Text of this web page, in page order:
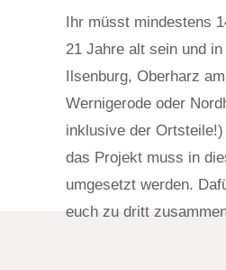
Ihr müsst mindestens
21 Jahre alt sein und
Ilsenburg, Oberharz
Wernigerode oder
inklusive der
das Projekt muss in
umgesetzt werden.
euch zu dritt